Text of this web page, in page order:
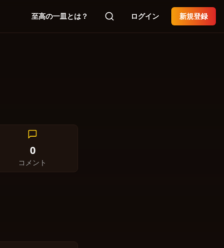
至高の一皿とは？ ログイン 新規登録
0
コメント